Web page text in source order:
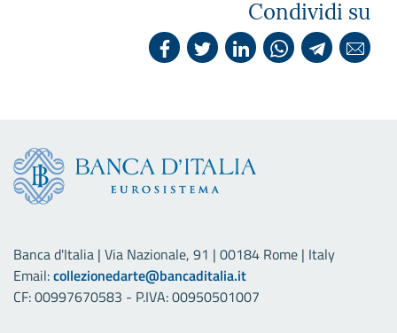
Condividi su
Banca d'Italia | Via Nazionale, 91 | 00184 Rome | Italy
Email:collezionedarte@bancaditalia.it
CF: 00997670583 - P.IVA: 00950501007